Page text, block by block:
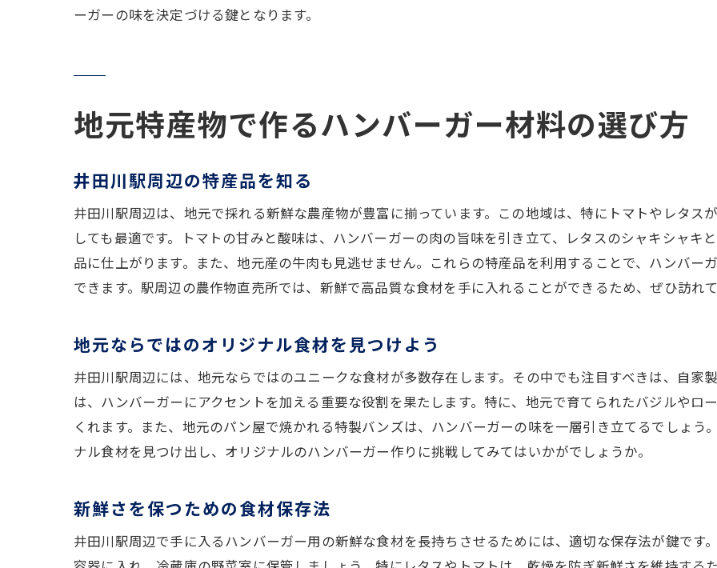
井田川駅周辺で味わう特産物を生かしたハンバーガー作
特産物を生かしたオリジナルハンバーガーの提案
地元の歴史が息づく伝統的食材を活かす
特産品を引き立てる盛り付けの工夫
地元の美食文化を体感できるハンバーガー
ーガーの味を決定づける鍵となります。
地元特産物で作るハンバーガー材料の選び方
井田川駅周辺の特産品を知る
井田川駅周辺は、地元で採れる新鮮な農産物が豊富に揃っています。この地域は、特にトマトやレタス
しても最適です。トマトの甘みと酸味は、ハンバーガーの肉の旨味を引き立て、レタスのシャキシャキ
品に仕上がります。また、地元産の牛肉も見逃せません。これらの特産品を利用することで、ハンバー
できます。駅周辺の農作物直売所では、新鮮で高品質な食材を手に入れることができるため、ぜひ訪れ
地元ならではのオリジナル食材を見つけよう
井田川駅周辺には、地元ならではのユニークな食材が多数存在します。その中でも注目すべきは、自家
は、ハンバーガーにアクセントを加える重要な役割を果たします。特に、地元で育てられたバジルやロ
くれます。また、地元のパン屋で焼かれる特製バンズは、ハンバーガーの味を一層引き立てるでしょ
ナル食材を見つけ出し、オリジナルのハンバーガー作りに挑戦してみてはいかがでしょうか。
新鮮さを保つための食材保存法
井田川駅周辺で手に入るハンバーガー用の新鮮な食材を長持ちさせるためには、適切な保存法が鍵です